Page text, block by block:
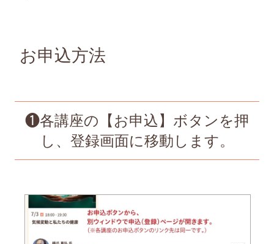
お申込方法
❶各講座の【お申込】ボタンを押
し、登録画面に移動します。